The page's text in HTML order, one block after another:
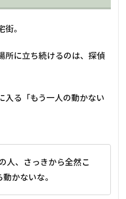
。
所に立ち続けるのは、探偵
入る「もう一人の動かない
人、さっきから全然こ
動かないな。